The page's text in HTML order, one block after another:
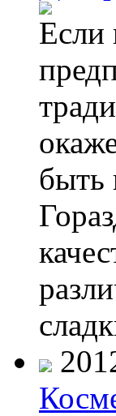
Если
быть